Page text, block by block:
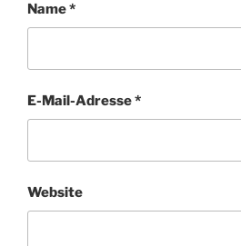
Name*
E-Mail-Adresse*
Website